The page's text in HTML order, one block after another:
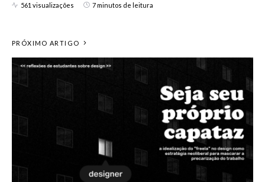
561 visualizações
7 minutos de leitura
PRÓXIMO ARTIGO